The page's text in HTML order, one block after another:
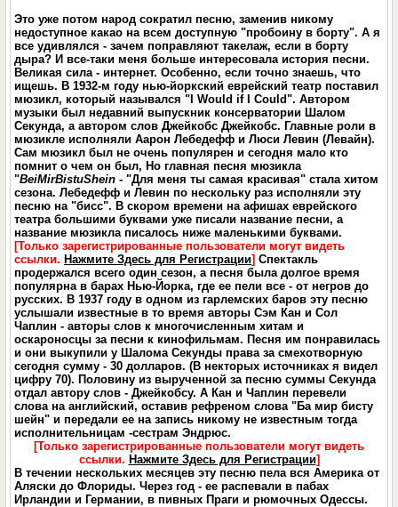
Это уже потом народ сократил песню, заменив никому
недоступное какао на всем доступную "пробоину в борту". А я
все удивлялся - зачем поправляют такелаж, если в борту
дыра? И все-таки меня больше интересовала история песни.
Великая сила - интернет. Особенно, если точно знаешь, что
ищешь. В 1932-м году нью-йоркский еврейский театр поставил
мюзикл, который назывался "I Would if I Could". Автором
музыки был недавний выпускник консерватории Шалом
Секунда, а автором слов Джейкобс Джейкобс. Главные роли в
мюзикле исполняли Аарон Лебедефф и Люси Левин (Левайн).
Сам мюзикл был не очень популярен и сегодня мало кто
помнит о чем он был, Но главная песня мюзикла
"BeiMirBistuShein - "Для меня ты самая красивая" стала хитом
сезона. Лебедефф и Левин по нескольку раз исполняли эту
песню на "бисс". В скором времени на афишах еврейского
театра большими буквами уже писали название песни, а
название мюзикла писалось ниже маленькими буквами.
[Только зарегистрированные пользователи могут видеть
ссылки. Нажмите Здесь для Регистрации] Спектакль
продержался всего один сезон, а песня была долгое время
популярна в барах Нью-Йорка, где ее пели все - от негров до
русских. В 1937 году в одном из гарлемских баров эту песню
услышали известные в то время авторы Сэм Кан и Сол
Чаплин - авторы слов к многочисленным хитам и
оскароносцы за песни к кинофильмам. Песня им понравилась
и они выкупили у Шалома Секунды права за смехотворную
сегодня сумму - 30 долларов. (В некторых источниках я видел
цифру 70). Половину из вырученной за песню суммы Секунда
отдал автору слов - Джейкобсу. А Кан и Чаплин перевели
слова на английский, оставив рефреном слова "Ба мир бисту
шейн" и передали ее на запись никому не известным тогда
исполнительницам -сестрам Эндрюс.
[Только зарегистрированные пользователи могут видеть
ссылки. Нажмите Здесь для Регистрации]
В течении нескольких месяцев эту песню пела вся Америка от
Аляски до Флориды. Через год - ее распевали в пабах
Ирландии и Германии, в пивных Праги и рюмочных Одессы.